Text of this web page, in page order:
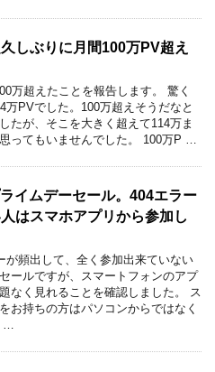
久しぶりに月間100万PV超え
万超えたことを報告します。 驚く
万PVでした。100万超えそうだなと
たが、そこを大きく超えて114万ま
ってもいませんでした。 100万P …
イムデーセール。404エラー
はスマホアプリから参加し
が頻出して、全く参加出来ていない
ールですが、スマートフォンのアプ
なく見れることを確認しました。 ス
お持ちの方はパソコンからではなく
…